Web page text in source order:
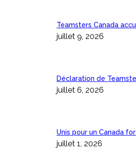
Teamsters Canada
juillet 9, 2026
Déclaration de
juillet 6, 2026
Unis pour un Canada
juillet 1, 2026